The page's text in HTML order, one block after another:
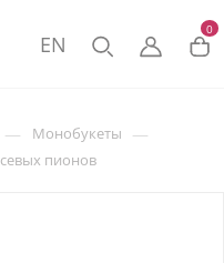
0
EN
— Монобукеты —
пионов